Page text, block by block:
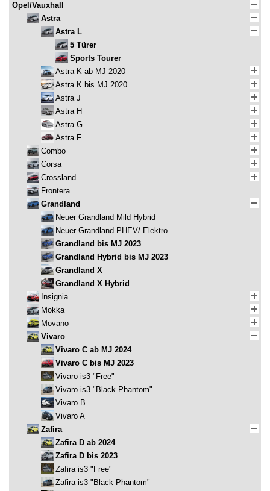
Opel/Vauxhall
Astra
Astra L
5 Türer
Sports Tourer
Astra K ab MJ 2020
Astra K bis MJ 2020
Astra J
Astra H
Astra G
Astra F
Combo
Corsa
Crossland
Frontera
Grandland
Neuer Grandland Mild Hybrid
Neuer Grandland PHEV/ Elektro
Grandland bis MJ 2023
Grandland Hybrid bis MJ 2023
Grandland X
Grandland X Hybrid
Insignia
Mokka
Movano
Vivaro
Vivaro C ab MJ 2024
Vivaro C bis MJ 2023
Vivaro is3 "Free"
Vivaro is3 "Black Phantom"
Vivaro B
Vivaro A
Zafira
Zafira D ab 2024
Zafira D bis 2023
Zafira is3 "Free"
Zafira is3 "Black Phantom"